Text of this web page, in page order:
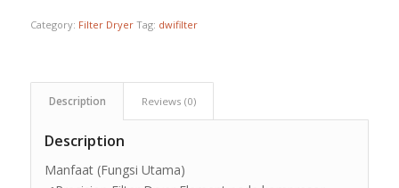
Category: Filter Dryer Tag: dwifilter
Description Reviews (0)
Description
Manfaat (Fungsi Utama)